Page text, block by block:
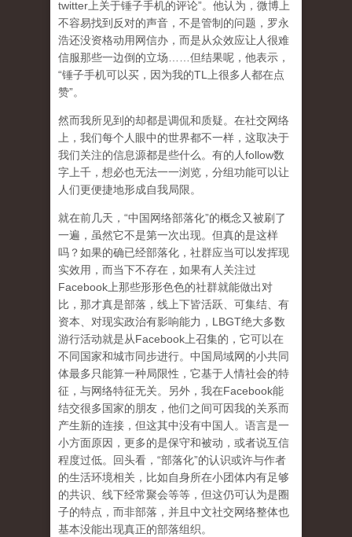
twitter上关于锤子手机的评论”。他认为，微博上
不容易找到反对的声音，不是管制的问题，罗永
浩还没资格动用网信办，而是从众效应让人很难
信服那些一边倒的立场……但结果呢，他表示，
“锤子手机可以买，因为我的TL上很多人都在点
赞”。
然而我所见到的却都是调侃和质疑。在社交网络
上，我们每个人眼中的世界都不一样，这取决于
我们关注的信息源都是些什么。有的人follow数
字上千，想必也无法一一浏览，分组功能可以让
人们更便捷地形成自我局限。
就在前几天，“中国网络部落化”的概念又被刷了
一遍，虽然它不是第一次出现。但真的是这样
吗？如果的确已经部落化，社群应当可以发挥现
实效用，而当下不存在，如果有人关注过
Facebook上那些形形色色的社群就能做出对
比，那才真是部落，线上下皆活跃、可集结、有
资本、对现实政治有影响能力，LBGT绝大多数
游行活动就是从Facebook上召集的，它可以在
不同国家和城市同步进行。中国局域网的小共同
体最多只能算一种局限性，它基于人情社会的特
征，与网络特征无关。另外，我在Facebook能
结交很多国家的朋友，他们之间可因我的关系而
产生新的连接，但这其中没有中国人。语言是一
小方面原因，更多的是保守和被动，或者说互信
程度过低。回头看，“部落化”的认识或许与作者
的生活环境相关，比如自身所在小团体内有足够
的共识、线下经常聚会等等，但这仍可认为是圈
子的特点，而非部落，并且中文社交网络整体也
基本没能出现真正的部落组织。